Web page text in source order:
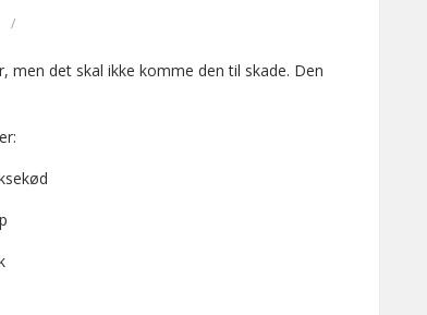
/
men det skal ikke komme den til skade. Den